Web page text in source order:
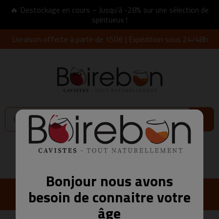
Bonjour nous avons
besoin de connaitre votre
âge
🔥 Destockage en cours – Jusqu’à -28% sur une sélection de
spiritueux !
Livraison offerte à partir de 150€ | Expédition sous 24/48h
Connexion 0,00 €